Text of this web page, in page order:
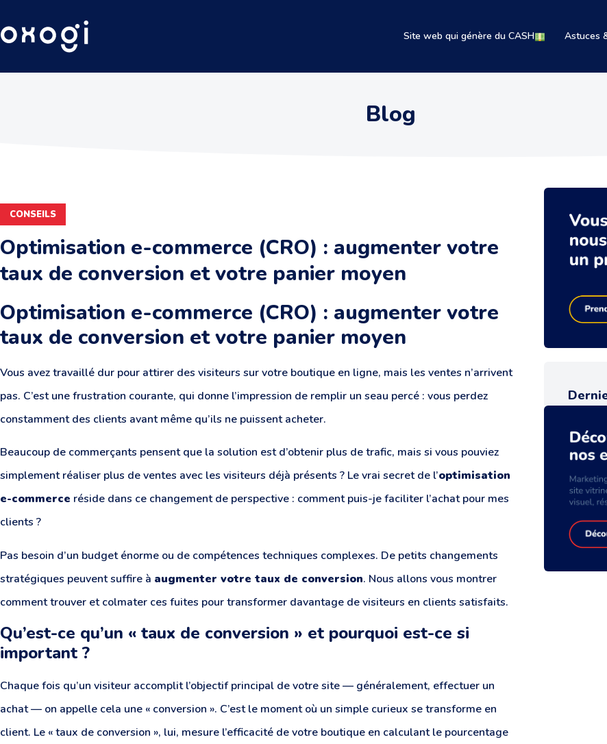
Site web qui génère du CASH Astuces
Blog
CONSEILS
Optimisation e-commerce (CRO) : augmenter votre
taux de conversion et votre panier moyen
Optimisation e-commerce (CRO) : augmenter votre
taux de conversion et votre panier moyen
Vous avez travaillé dur pour attirer des visiteurs sur votre boutique en ligne, mais les ventes n’arrivent
pas. C’est une frustration courante, qui donne l’impression de remplir un seau percé : vous perdez
constamment des clients avant même qu’ils ne puissent acheter.
Beaucoup de commerçants pensent que la solution est d’obtenir plus de trafic, mais si vous pouviez
simplement réaliser plus de ventes avec les visiteurs déjà présents ? Le vrai secret de l’optimisation
e-commerce réside dans ce changement de perspective : comment puis-je faciliter l’achat pour mes
clients ?
Pas besoin d’un budget énorme ou de compétences techniques complexes. De petits changements
stratégiques peuvent suffire à augmenter votre taux de conversion. Nous allons vous montrer
comment trouver et colmater ces fuites pour transformer davantage de visiteurs en clients satisfaits.
Qu’est-ce qu’un « taux de conversion » et pourquoi est-ce si
important ?
Chaque fois qu’un visiteur accomplit l’objectif principal de votre site — généralement, effectuer un
achat — on appelle cela une « conversion ». C’est le moment où un simple curieux se transforme en
client. Le « taux de conversion », lui, mesure l’efficacité de votre boutique en calculant le pourcentage